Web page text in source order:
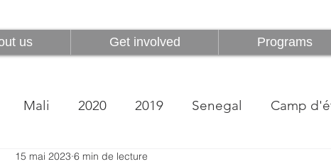
propos de nous Être impliqué
us Get involved Programs
Mali 2020 2019 Senegal Camp
15 mai 2023 6 min de lecture